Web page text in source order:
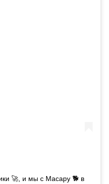
🚀, и мы с Масару 🐕 в